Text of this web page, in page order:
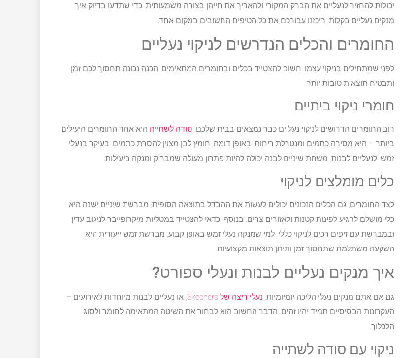
יכולות להחזיר לנעליים את הברק המקורי ולהאריך את חייהן בצורה משמעותית. כדי שתדעו בדיוק איך
מנקים נעליים בקלות, ריכזנו עבורכם את כל הטיפים החשובים במקום אחד.
החומרים והכלים הנדרשים לניקוי נעליים
לפני שמתחילים בניקוי עצמו, חשוב להצטייד בכלים ובחומרים המתאימים. הכנה נכונה תחסוך לכם זמן
ותבטיח תוצאות טובות יותר.
חומרי ניקוי ביתיים
רוב החומרים הדרושים לניקוי נעליים כבר נמצאים בבית שלכם. סודה לשתייה היא אחד החומרים היעילים
ביותר – היא מסירה כתמים ומנטרלת ריחות. באופן דומה, חומץ לבן מצוין להסרת כתמים, בעיקר בנעלי
זמש. לנעליים לבנות, משחת שיניים לבנה יכולה להיות פתרון מעולה שמבריק ומנקה ביעילות.
כלים מומלצים לניקוי
לצד החומרים, גם הכלים הנכונים יכולים לעשות את ההבדל בתוצאה הסופית. מברשת שיניים ישנה היא
כלי מושלם להגיע לפינות קטנות ולאזורים צרים. בנוסף, כדאי להצטייד במטליות מיקרופייבר לניגוב עדין
ובמברשת עם זיפים רכים לניקוי כללי. למי שמנקה נעלי זמש באופן קבוע, מברשת זמש ייעודית היא
השקעה משתלמת שתחסוך זמן ותיתן תוצאות מקצועיות.
איך מנקים נעליים לבנות ונעלי ספורט?
גם אם אתם מנקים נעלי הליכה יומיומיות, נעלי ריצה של Skechers
, או נעליים לבנות מיוחדות לאירועים –
העקרונות הבסיסיים תמיד יהיו זהים. הדבר החשוב הוא לבחור את השיטה המתאימה לחומר ולסוג
הלכלוך.
ניקוי עם סודה לשתייה